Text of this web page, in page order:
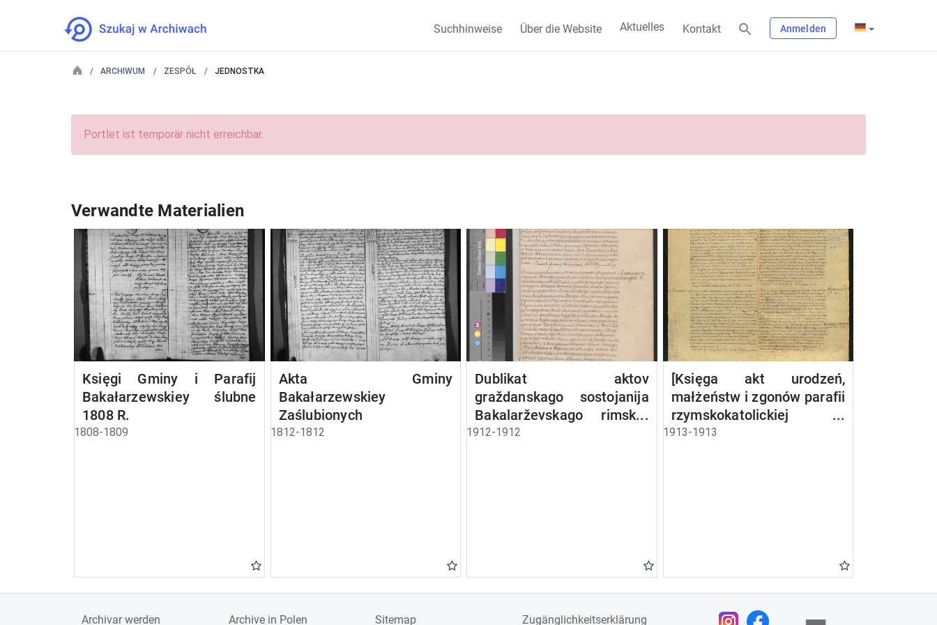
Suchhinweise Über die Website Aktuelles Kontakt Anmelden
ARCHIWUM ZESPÓŁ JEDNOSTKA
Portlet ist temporär nicht erreichbar.
Verwandte Materialien
Księgi Gminy i Parafij
Bakałarzewskiey ślubne
1808 R.
1808-1809
Akta Gminy
Bakałarzewskiey
Zaślubionych
1812-1812
Dublikat aktov
graždanskago sostojanija
Bakalarževskago rimsko-
kat. prichoda, rodivšichsja,
1912-1912
[Księga akt urodzeń,
małżeństw i zgonów parafii
rzymskokatolickiej w
Bakałarzewie z 1913 r.]
1913-1913
Archivar werden Archive in Polen Sitemap Zugänglichkeitserklärung